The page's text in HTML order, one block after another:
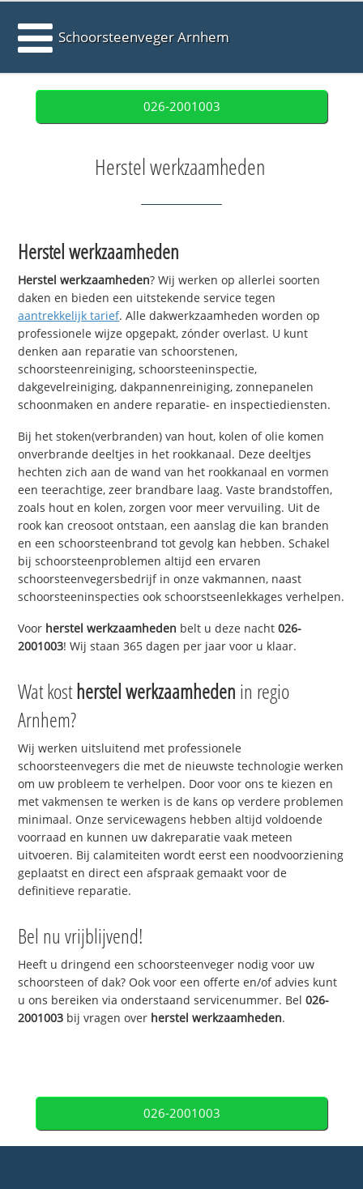
Schoorsteenveger Arnhem
026-2001003
Herstel werkzaamheden
Herstel werkzaamheden
Herstel werkzaamheden? Wij werken op allerlei soorten
daken en bieden een uitstekende service tegen
aantrekkelijk tarief. Alle dakwerkzaamheden worden op
professionele wijze opgepakt, zónder overlast. U kunt
denken aan reparatie van schoorstenen,
schoorsteenreiniging, schoorsteeninspectie,
dakgevelreiniging, dakpannenreiniging, zonnepanelen
schoonmaken en andere reparatie- en inspectiediensten.
Bij het stoken(verbranden) van hout, kolen of olie komen
onverbrande deeltjes in het rookkanaal. Deze deeltjes
hechten zich aan de wand van het rookkanaal en vormen
een teerachtige, zeer brandbare laag. Vaste brandstoffen,
zoals hout en kolen, zorgen voor meer vervuiling. Uit de
rook kan creosoot ontstaan, een aanslag die kan branden
en een schoorsteenbrand tot gevolg kan hebben. Schakel
bij schoorsteenproblemen altijd een ervaren
schoorsteenvegersbedrijf in onze vakmannen, naast
schoorsteeninspecties ook schoorstseenlekkages verhelpen.
Voor herstel werkzaamheden belt u deze nacht026-
2001003! Wij staan 365 dagen per jaar voor u klaar.
Wat kostherstel werkzaamheden in regio
Arnhem?
Wij werken uitsluitend met professionele
schoorsteenvegers die met de nieuwste technologie werken
om uw probleem te verhelpen. Door voor ons te kiezen en
met vakmensen te werken is de kans op verdere problemen
minimaal. Onze servicewagens hebben altijd voldoende
voorraad en kunnen uw dakreparatie vaak meteen
uitvoeren. Bij calamiteiten wordt eerst een noodvoorziening
geplaatst en direct een afspraak gemaakt voor de
definitieve reparatie.
Bel nu vrijblijvend!
Heeft u dringend een schoorsteenveger nodig voor uw
schoorsteen of dak? Ook voor een offerte en/of advies kunt
u ons bereiken via onderstaand servicenummer. Bel026-
2001003 bij vragen over herstel werkzaamheden.
026-2001003